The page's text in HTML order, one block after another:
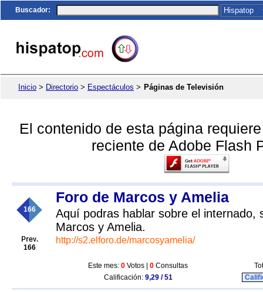
Buscador:
Inicio > Directorio > Espectáculos > Páginas de Televisión
El contenido de esta página
reciente de Adobe Flash
166
166
Foro de Marcos y Amelia
Aquí podras hablar sobre el internado,
Marcos y Amelia.
http://s2.elforo.de/marcosyamelia/
Este mes: 0 Votos | 0 Consultas
Calificación: 9,29 / 51